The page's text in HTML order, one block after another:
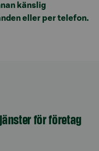
känslig
eller per telefon.
för företag